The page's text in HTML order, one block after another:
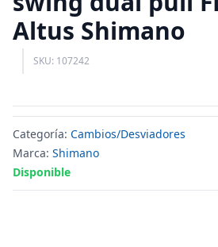
Altus Shimano
SKU: 107242
Categoría: Cambios/Desviadores
Marca: Shimano
Disponible